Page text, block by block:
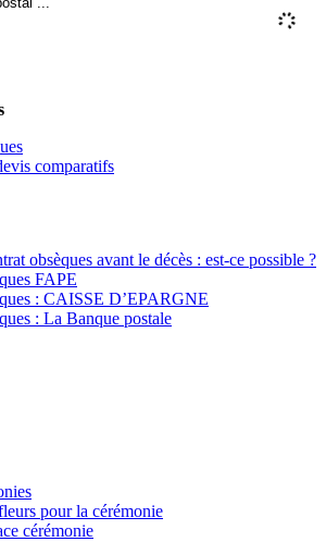
comparatifs
obsèques avant le décès : est-ce possible ?
FAPE
: CAISSE D’EPARGNE
: La Banque postale
pour la cérémonie
cérémonie